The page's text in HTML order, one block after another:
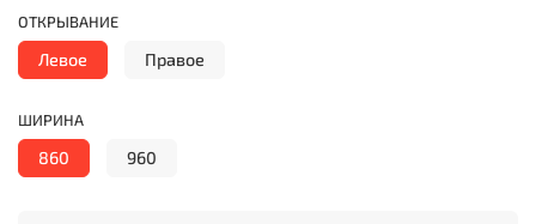
ОТКРЫВАНИЕ
Левое Правое
ШИРИНА
860 960